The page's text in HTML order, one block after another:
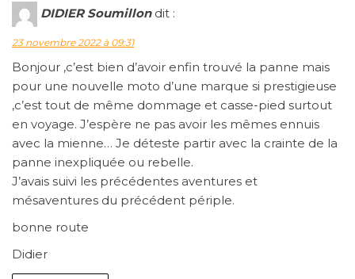
DIDIER Soumillon dit :
23 novembre 2022 à 09:31
Bonjour ,c’est bien d’avoir enfin trouvé la panne mais
pour une nouvelle moto d’une marque si prestigieuse
,c’est tout de même dommage et casse-pied surtout
en voyage. J’espère ne pas avoir les mêmes ennuis
avec la mienne… Je déteste partir avec la crainte de la
panne inexpliquée ou rebelle.
J’avais suivi les précédentes aventures et
mésaventures du précédent périple.
bonne route
Didier